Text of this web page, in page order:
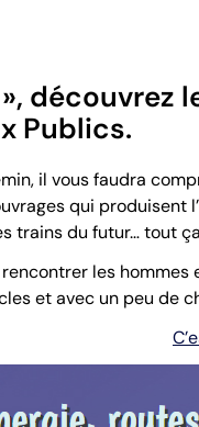
découvrez
Publics.
il vous faudra
qui produisent
trains du futur… tout
les
et avec un peu de